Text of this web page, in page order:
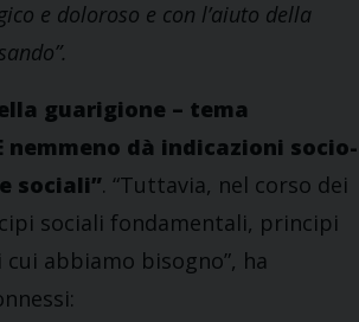
e doloroso e con l’aiuto della
guarigione – tema
nemmeno dà indicazioni socio-
sociali”. “Tuttavia, nel corso dei
sociali fondamentali, principi
abbiamo bisogno”, ha